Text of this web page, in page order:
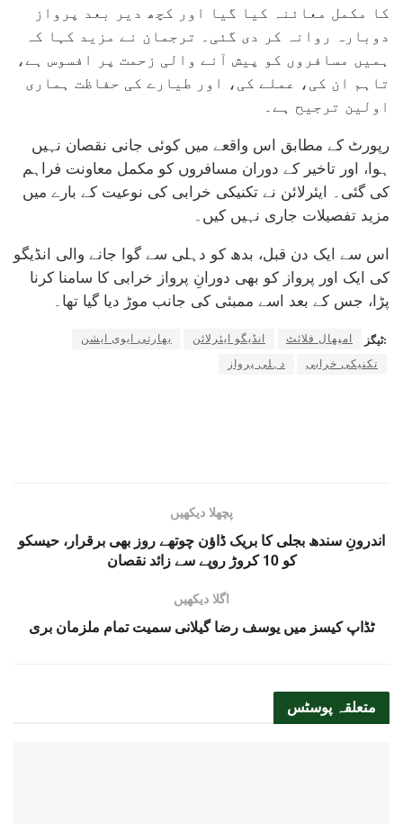
کا مکمل معائنہ کیا گیا اور کچھ دیر بعد پرواز
دوبارہ روانہ کر دی گئی۔ ترجمان نے مزید کہا کہ
ہمیں مسافروں کو پیش آنے والی زحمت پر افسوس ہے،
تاہم ان کی، عملے کی، اور طیارے کی حفاظت ہماری
اولین ترجیح ہے۔
رپورٹ کے مطابق اس واقعے میں کوئی جانی نقصان نہیں
ہوا، اور تاخیر کے دوران مسافروں کو مکمل معاونت فراہم
کی گئی۔ ایئرلائن نے تکنیکی خرابی کی نوعیت کے بارے میں
مزید تفصیلات جاری نہیں کیں۔
اس سے ایک دن قبل، بدھ کو دہلی سے گوا جانے والی انڈیگو
کی ایک اور پرواز کو بھی دورانِ پرواز خرابی کا سامنا کرنا
پڑا، جس کے بعد اسے ممبئی کی جانب موڑ دیا گیا تھا۔
ٹیگز: امپھال فلائٹ انڈیگو ایئرلائن
بھارتی ایوی ایشن
تکنیکی خرابی
دہلی پرواز
پچھلا دیکھیں
اندرونِ سندھ بجلی کا بریک ڈاؤن چوتھے روز بھی برقرار، حیسکو
کو 10 کروڑ روپے سے زائد نقصان
اگلا دیکھیں
ٹڈاپ کیسز میں یوسف رضا گیلانی سمیت تمام ملزمان بری
متعلقہ پوسٹس